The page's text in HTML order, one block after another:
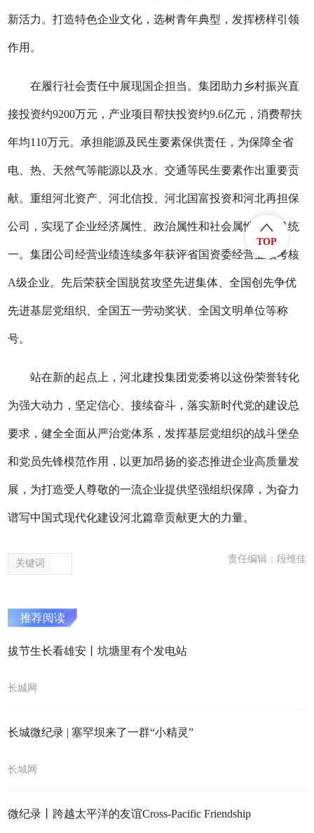
新活力。打造特色企业文化，选树青年典型，发挥榜样引领
作用。
在履行社会责任中展现国企担当。集团助力乡村振兴直
接投资约9200万元，产业项目帮扶投资约9.6亿元，消费帮扶
年均110万元。承担能源及民生要素保供责任，为保障全省
电、热、天然气等能源以及水、交通等民生要素作出重要贡
献。重组河北资产、河北信投、河北国富投资和河北再担保
公司，实现了企业经济属性、政治属性和社会属性的有机统
一。集团公司经营业绩连续多年获评省国资委经营业绩考核
A级企业。先后荣获全国脱贫攻坚先进集体、全国创先争优
先进基层党组织、全国五一劳动奖状、全国文明单位等称
号。
站在新的起点上，河北建投集团党委将以这份荣誉转化
为强大动力，坚定信心、接续奋斗，落实新时代党的建设总
要求，健全全面从严治党体系，发挥基层党组织的战斗堡垒
和党员先锋模范作用，以更加昂扬的姿态推进企业高质量发
展，为打造受人尊敬的一流企业提供坚强组织保障，为奋力
谱写中国式现代化建设河北篇章贡献更大的力量。
关键词 责任编辑：段维佳
推荐阅读
拔节生长看雄安丨坑塘里有个发电站
长城网
长城微纪录 | 塞罕坝来了一群“小精灵”
长城网
微纪录丨跨越太平洋的友谊Cross-Pacific Friendship
TOP